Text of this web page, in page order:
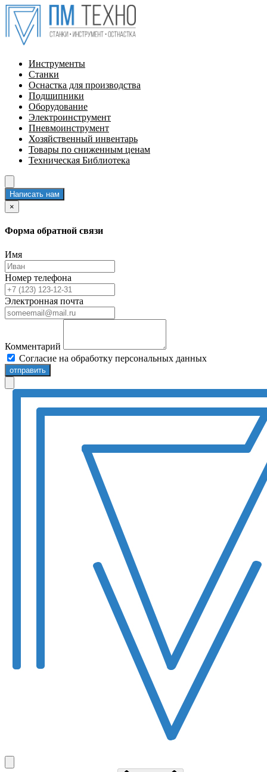
Инструменты
Станки
Оснастка для производства
Подшипники
Оборудование
Электроинструмент
Пневмоинструмент
Хозяйственный инвентарь
Товары по сниженным ценам
Техническая Библиотека
Написать нам
×
Форма обратной связи
Имя
Номер телефона
Электронная почта
Комментарий
Согласие на обработку персональных данных
отправить